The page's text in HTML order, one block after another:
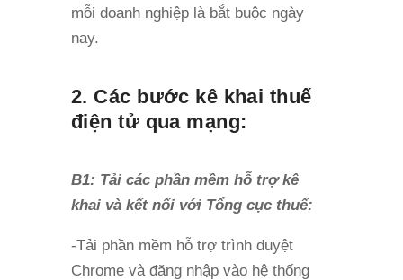
mỗi doanh nghiệp là bắt buộc ngày
nay.
2. Các bước kê khai thuế
điện tử qua mạng:
B1: Tải các phần mềm hỗ trợ kê
khai và kết nối với Tổng cục thuế:
-Tải phần mềm hỗ trợ trình duyệt
Chrome và đăng nhập vào hệ thống